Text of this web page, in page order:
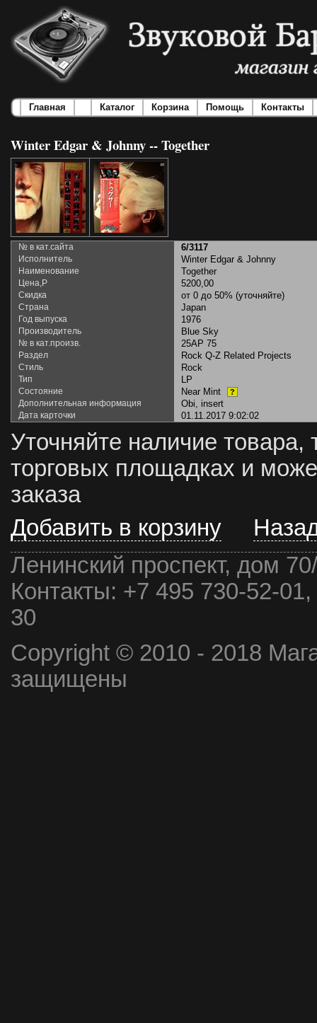
Главная Каталог Корзина Помощь Контакты
Winter Edgar & Johnny -- Together
№ в кат.сайта 6/3117
Исполнитель Winter Edgar & Johnny
Наименование Together
Цена,Р 5200,00
Скидка от 0 до 50% (уточняйте)
Страна Japan
Год выпуска 1976
Производитель Blue Sky
№ в кат.произв. 25AP 75
Раздел Rock Q-Z Related Projects
Стиль Rock
Тип LP
Состояние Near Mint ?
Дополнительная информация Obi, insert
Дата карточки 01.11.2017 9:02:02
Уточняйте наличие товара,
торговых площадках и
заказа
Добавить в корзину
Ленинский проспект, дом
Контакты: +7 495 730-52-
30
Copyright © 2010 - 2018
защищены